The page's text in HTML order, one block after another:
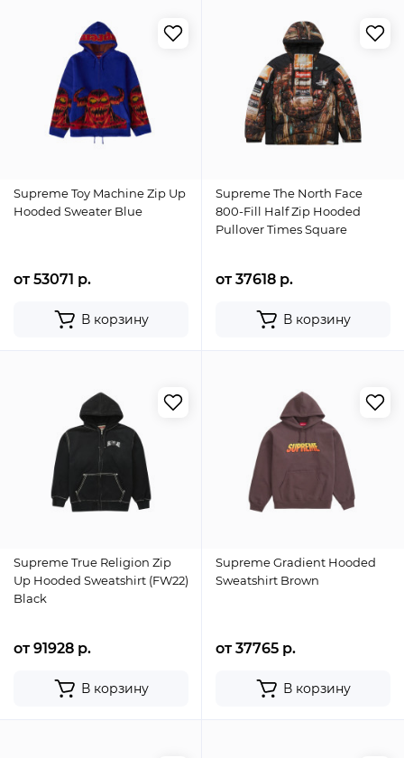
Supreme Toy Machine Zip Up
Hooded Sweater Blue
от 53071 р.
В корзину
Supreme The North Face
800-Fill Half Zip Hooded
Pullover Times Square
от 37618 р.
В корзину
Supreme True Religion Zip
Up Hooded Sweatshirt (FW22)
Black
от 91928 р.
В корзину
Supreme Gradient Hooded
Sweatshirt Brown
от 37765 р.
В корзину